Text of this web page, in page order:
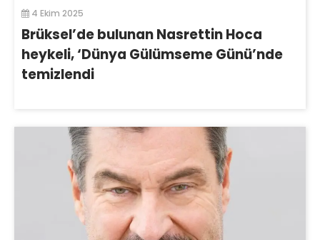
4 Ekim 2025
Brüksel’de bulunan Nasrettin Hoca
heykeli, ‘Dünya Gülümseme Günü’nde
temizlendi